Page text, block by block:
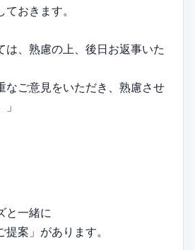
おきます。
は、熟慮の上、後日お返事いた
なご意見をいただき、熟慮させ
と一緒に
案」があります。